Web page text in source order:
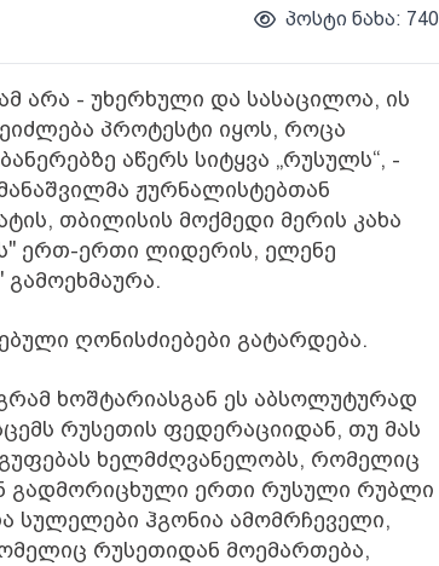
პოსტი ნახა: 740
არა - უხერხული და სასაცილოა, ის
პროტესტი იყოს, როცა
აწერს სიტყვა „რუსულს“, -
ჟურნალისტებთან
თბილისის მოქმედი მერის კახა
ერთ-ერთი ლიდერის, ელენე
ღონისძიებები გატარდება.
ხოშტარიასგან ეს აბსოლუტურად
რუსეთის ფედერაციიდან, თუ მას
ხელმძღვანელობს, რომელიც
გადმორიცხული ერთი რუსული რუბლი
ჰგონია ამომრჩეველი,
რუსეთიდან მოემართება,